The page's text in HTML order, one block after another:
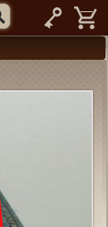
—